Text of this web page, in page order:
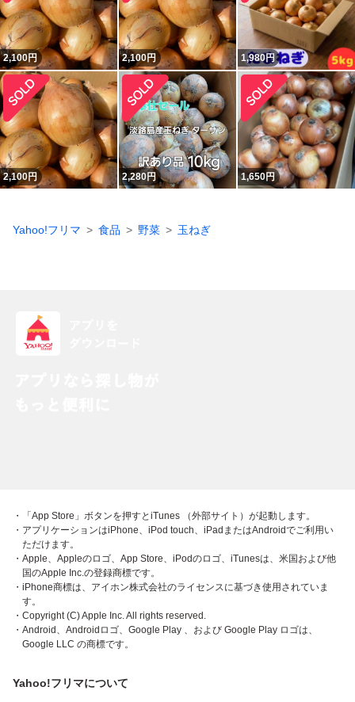
2,100円 2,100円 1,980円
2,100円 2,280円 1,650円
Yahoo!フリマ 食品 野菜 玉ねぎ
・「App Store」ボタンを押すとiTunes （外部サイト）が起動します。
・アプリケーションはiPhone、iPod touch、iPadまたはAndroidでご利用い
ただけます。
・Apple、Appleのロゴ、App Store、iPodのロゴ、iTunesは、米国および他
国のApple Inc.の登録商標です。
・iPhone商標は、アイホン株式会社のライセンスに基づき使用されていま
す。
・Copyright (C) Apple Inc. All rights reserved.
・Android、Androidロゴ、Google Play 、および Google Play ロゴは、
Google LLC の商標です。
Yahoo!フリマについて